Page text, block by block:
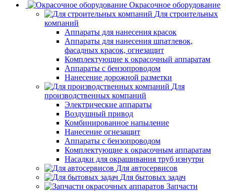
Окрасочное оборудование
Для строительных
компаний
Аппараты для нанесения красок
Аппараты для нанесения шпатлевок,
фасадных красок, огнезащит
Комплектующие к окрасочный аппаратам
Аппараты с бензопроводом
Нанесение дорожной разметки
Для
производственных компаний
Электрические аппараты
Воздушный привод
Комбинированное напыление
Нанесение огнезащит
Аппараты с бензопроводом
Комплектующие к окрасочным аппаратам
Насадки для окрашивания труб изнутри
Для автосервисов
Для бытовых задач
Запчасти